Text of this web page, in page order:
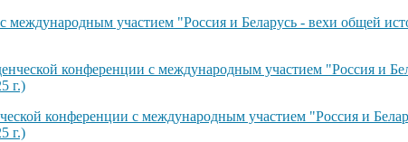
участием "Россия и Беларусь - вехи общей
конференции с международным участием "Россия и
г.)
конференции с международным участием "Россия и
г.)